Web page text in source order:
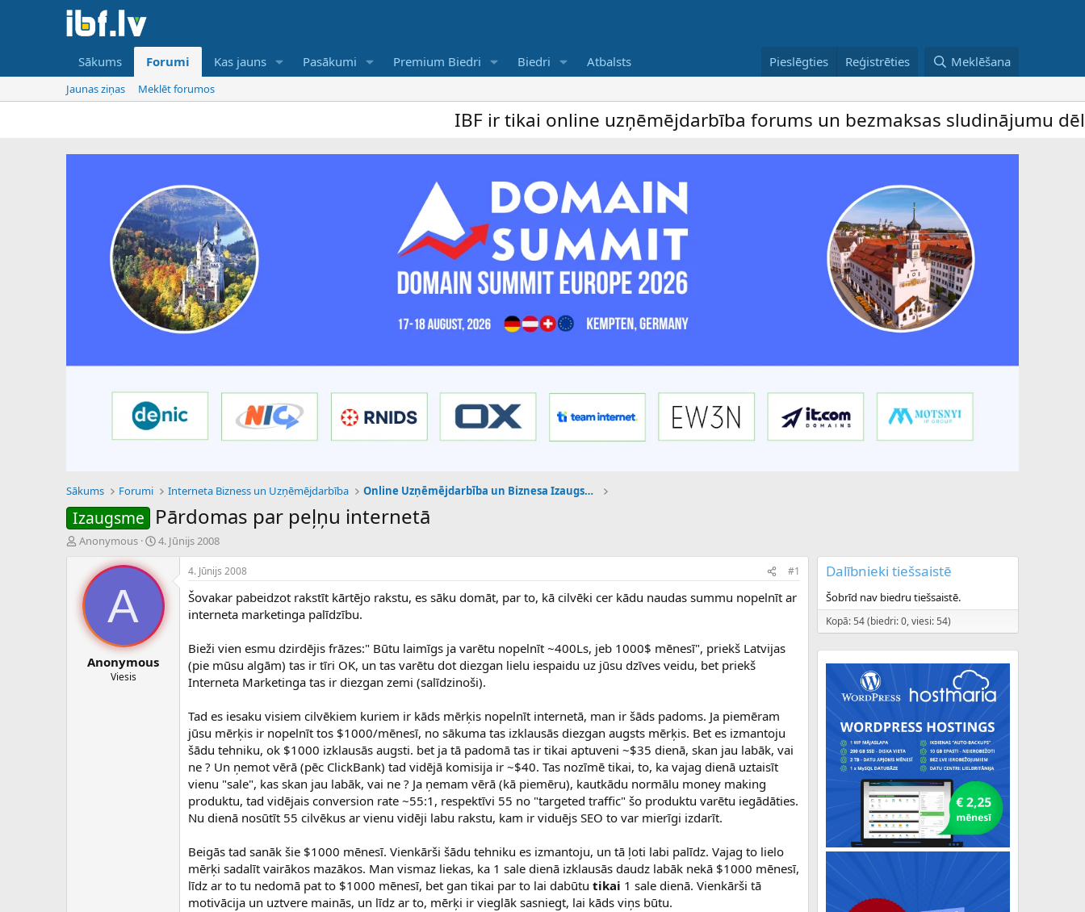
Sākums Forumi Kas jauns Pasākumi Premium Biedri Biedri Atbalsts Pieslēgties Reģistrēties Meklēšana
Jaunas ziņas Meklēt forumos
IBF ir tikai online uzņēmējdarbība forums un bezmaksas sludinājumu dēlis –
Sākums Forumi Interneta Bizness un Uzņēmējdarbība Online Uzņēmējdarbība un Biznesa Izaugsme
Izaugsme Pārdomas par peļņu internetā
P
e
d
e
Anonymous
S
u
m
a
d
u
4. Jūnijs 2008
A
Anonymous
Viesis
4. Jūnijs 2008 #1
Šovakar pabeidzot rakstīt kārtējo rakstu, es sāku domāt, par to, kā cilvēki cer kādu naudas summu nopelnīt ar
interneta marketinga palīdzību.
Bieži vien esmu dzirdējis frāzes:" Būtu laimīgs ja varētu nopelnīt ~400Ls, jeb 1000$ mēnesī", priekš Latvijas
(pie mūsu algām) tas ir tīri OK, un tas varētu dot diezgan lielu iespaidu uz jūsu dzīves veidu, bet priekš
Interneta Marketinga tas ir diezgan zemi (salīdzinoši).
Tad es iesaku visiem cilvēkiem kuriem ir kāds mērķis nopelnīt internetā, man ir šāds padoms. Ja piemēram
jūsu mērķis ir nopelnīt tos $1000/mēnesī, no sākuma tas izklausās diezgan augsts mērķis. Bet es izmantoju
šādu tehniku, ok $1000 izklausās augsti. bet ja tā padomā tas ir tikai aptuveni ~$35 dienā, skan jau labāk, vai
ne ? Un ņemot vērā (pēc ClickBank) tad vidējā komisija ir ~$40. Tas nozīmē tikai, to, ka vajag dienā uztaisīt
vienu "sale", kas skan jau labāk, vai ne ? Ja ņemam vērā (kā piemēru), kautkādu normālu money making
produktu, tad vidējais conversion rate ~55:1, respektīvi 55 no "targeted traffic" šo produktu varētu iegādāties.
Nu dienā nosūtīt 55 cilvēkus ar vienu vidēji labu rakstu, kam ir viduējs SEO to var mierīgi izdarīt.
Beigās tad sanāk šie $1000 mēnesī. Vienkārši šādu tehniku es izmantoju, un tā ļoti labi palīdz. Vajag to lielo
mērķi sadalīt vairākos mazākos. Man vismaz liekas, ka 1 sale dienā izklausās daudz labāk nekā $1000 mēnesī,
līdz ar to tu nedomā pat to $1000 mēnesī, bet gan tikai par to lai dabūtu tikai 1 sale dienā. Vienkārši tā
motivācija un uztvere mainās, un līdz ar to, mērķi ir vieglāk sasniegt, lai kāds viņs būtu.
Dalībnieki tiešsaistē
Šobrīd nav biedru tiešsaistē.
Kopā: 54 (biedri: 0, viesi: 54)